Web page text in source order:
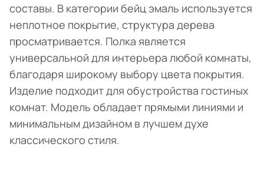
составы. В категории бейц эмаль используется
неплотное покрытие, структура дерева
просматривается. Полка является
универсальной для интерьера любой комнаты,
благодаря широкому выбору цвета покрытия.
Изделие подходит для обустройства гостиных
комнат. Модель обладает прямыми линиями и
минимальным дизайном в лучшем духе
классического стиля.